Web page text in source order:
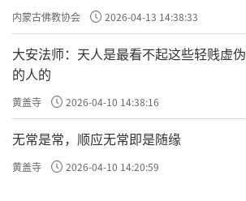
内蒙古佛教协会 2026-04-13 14:38:33
大安法师：天人是最看不起这些轻贱虚伪
的人的
黄盖寺 2026-04-10 14:38:16
无常是常，顺应无常即是随缘
黄盖寺 2026-04-10 14:20:59